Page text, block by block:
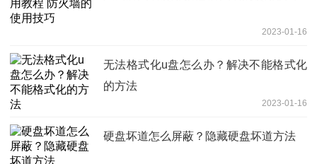
2023-01-16
无法格式化u盘怎么办？解决不能格式化
的方法
2023-01-16
硬盘坏道怎么屏蔽？隐藏硬盘坏道方法